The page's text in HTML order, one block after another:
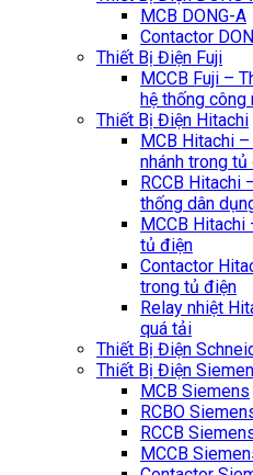
MCB DONG-A
Contactor
Thiết Bị Điện Fuji
MCCB Fuji –
hệ thống công
Thiết Bị Điện Hitachi
MCB Hitachi
nhánh trong tủ
RCCB Hitachi
thống dân
MCCB Hitachi
tủ điện
Contactor
trong tủ điện
Relay nhiệt
quá tải
Thiết Bị Điện
Thiết Bị Điện
MCB Siemens
RCBO
RCCB
MCCB